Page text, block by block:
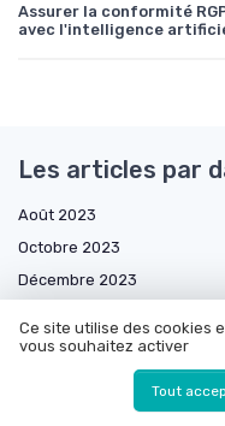
Assurer la conformité
avec l'intelligence
Les articles par
Août 2023
Octobre 2023
Décembre 2023
Avril 2024
Septembre 2024
Novembre 2024
Ce site utilise des cookies
vous souhaitez activer
Tout